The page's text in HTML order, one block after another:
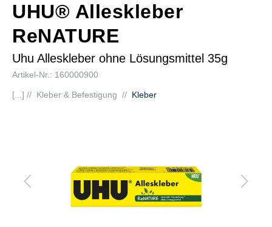
UHU® Alleskleber
ReNATURE
Uhu Alleskleber ohne Lösungsmittel 35g
Artikel-Nr.: 160000900
[...] // Kleber & Befestigung // Kleber